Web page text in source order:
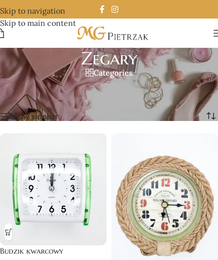
Skip to navigation
Skip to main content
Zegary
Categories
Strona główna/Zegary/Strona 3
Wyświetlanie 25–36 z 199 wyników
Show sidebar
Budzik kwarcowy